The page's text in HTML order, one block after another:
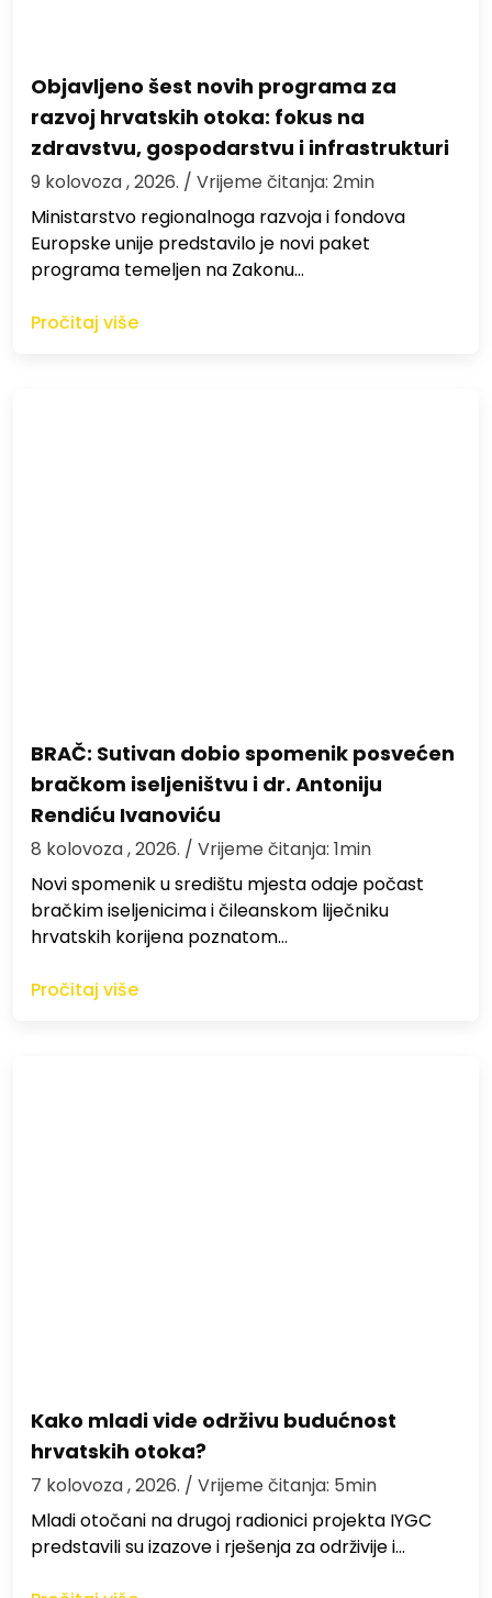
Objavljeno šest novih programa za
razvoj hrvatskih otoka: fokus na
zdravstvu, gospodarstvu i infrastrukturi
9 kolovoza , 2026. / Vrijeme čitanja: 2min
Ministarstvo regionalnoga razvoja i fondova
Europske unije predstavilo je novi paket
programa temeljen na Zakonu…
Pročitaj više
BRAČ: Sutivan dobio spomenik posvećen
bračkom iseljeništvu i dr. Antoniju
Rendiću Ivanoviću
8 kolovoza , 2026. / Vrijeme čitanja: 1min
Novi spomenik u središtu mjesta odaje počast
bračkim iseljenicima i čileanskom liječniku
hrvatskih korijena poznatom…
Pročitaj više
Kako mladi vide održivu budućnost
hrvatskih otoka?
7 kolovoza , 2026. / Vrijeme čitanja: 5min
Mladi otočani na drugoj radionici projekta IYGC
predstavili su izazove i rješenja za održivije i…